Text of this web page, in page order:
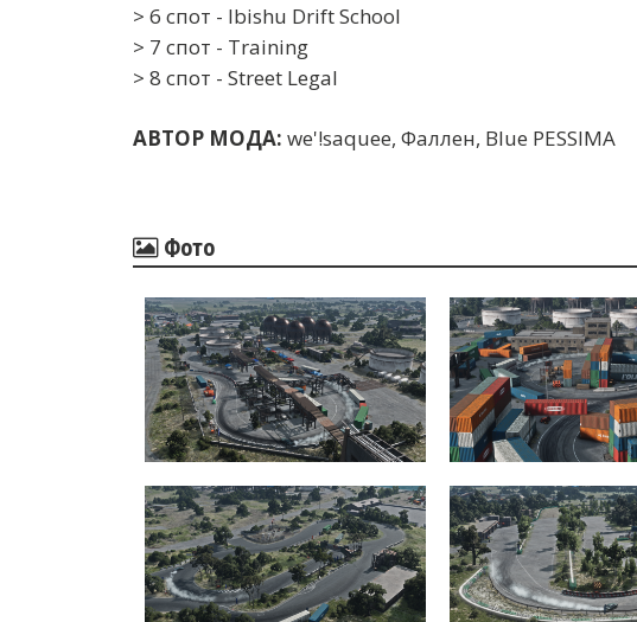
> 6 спот - Ibishu Drift School
> 7 спот - Training
> 8 спот - Street Legal
АВТОР МОДА: we'!saquee, Фаллен, Blue PESSIMA
Фото